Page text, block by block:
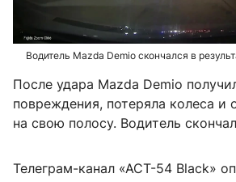
Водитель Mazda Demio скончался в
После удара Mazda Demio
повреждения, потеряла колеса и
на свою полосу. Водитель
Телеграм-канал «АСТ-54 Black»